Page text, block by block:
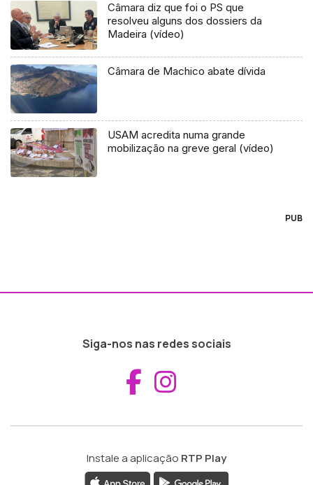
Câmara diz que foi o PS que
resolveu alguns dos dossiers da
Madeira (vídeo)
Câmara de Machico abate dívida
USAM acredita numa grande
mobilização na greve geral (vídeo)
PUB
Siga-nos nas redes sociais
Aceder ao
Instale a aplicação RTP Play